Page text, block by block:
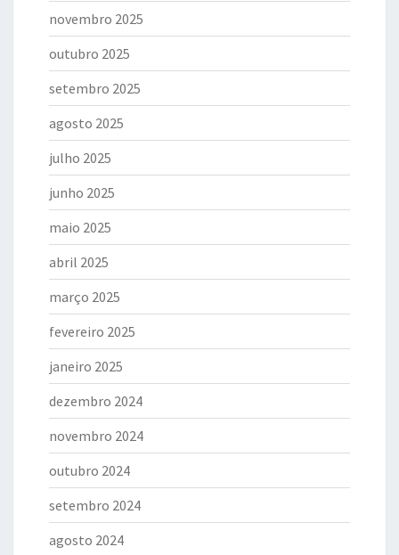
novembro 2025
outubro 2025
setembro 2025
agosto 2025
julho 2025
junho 2025
maio 2025
abril 2025
março 2025
fevereiro 2025
janeiro 2025
dezembro 2024
novembro 2024
outubro 2024
setembro 2024
agosto 2024